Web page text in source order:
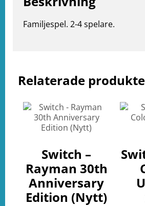
Relaterade
Switch –
Rayman 30th
Anniversary
Edition (Nytt)
Familjespel. 2-4 spelare.